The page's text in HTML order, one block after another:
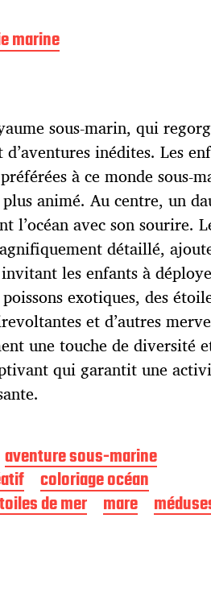
marine
sous-marin, qui
inédites. Les
à ce monde sous-
animé. Au centre, un
l’océan avec son sourire.
détaillé,
les enfants à
exotiques, des
et d’autres
une touche de diversité
qui garantit une
aventure sous-marine
coloriage océan
de mer mare